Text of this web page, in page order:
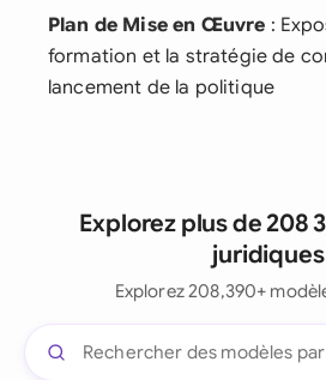
Plan de Mise en Œuvre :
formation et la stratégie de
lancement de la politique
Explorez plus de 208
juridiques
Explorez 208,390+